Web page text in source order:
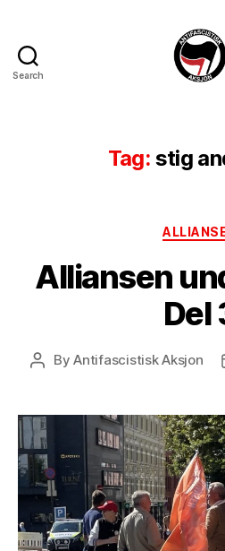
Search
Tag: stig
Alliansen
Del
PostByAntifascistisk Aksjon